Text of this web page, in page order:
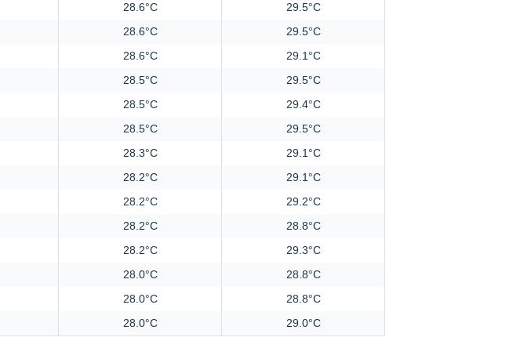
28.6°C
29.5°C
28.6°C
29.5°C
28.6°C
29.1°C
28.5°C
29.5°C
28.5°C
29.4°C
28.5°C
29.5°C
28.3°C
29.1°C
28.2°C
29.1°C
28.2°C
29.2°C
28.2°C
28.8°C
28.2°C
29.3°C
28.0°C
28.8°C
28.0°C
28.8°C
28.0°C 29.0°C